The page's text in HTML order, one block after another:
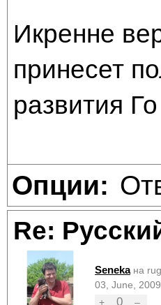
Икренне
принесет
развития
Опции:
Re:
Seneka на
03, June,
+
0 –